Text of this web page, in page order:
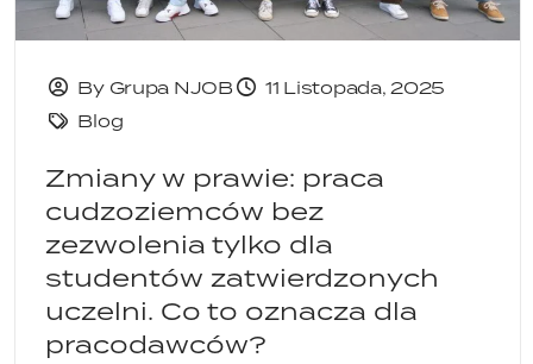
By Grupa NJOB
11 Listopada, 2025
Blog
Zmiany w prawie: praca
cudzoziemców bez
zezwolenia tylko dla
studentów zatwierdzonych
uczelni. Co to oznacza dla
pracodawców?